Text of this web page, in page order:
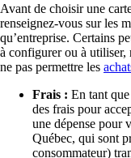
Avant de choisir une
renseignez-vous sur les
qu’entreprise. Certains
à configurer ou à utiliser,
ne pas permettre les
Frais : En tant
des frais pour
une dépense pour
Québec, qui sont
consommateur)